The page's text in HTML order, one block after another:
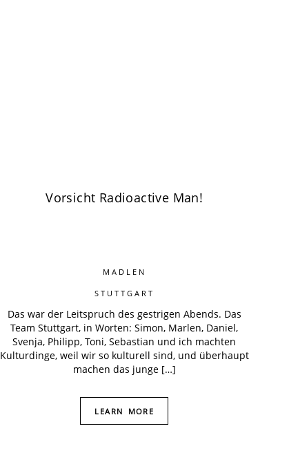
Vorsicht Radioactive Man!
MADLEN
STUTTGART
Das war der Leitspruch des gestrigen Abends. Das
Team Stuttgart, in Worten: Simon, Marlen, Daniel,
Svenja, Philipp, Toni, Sebastian und ich machten
Kulturdinge, weil wir so kulturell sind, und überhaupt
machen das junge […]
LEARN MORE